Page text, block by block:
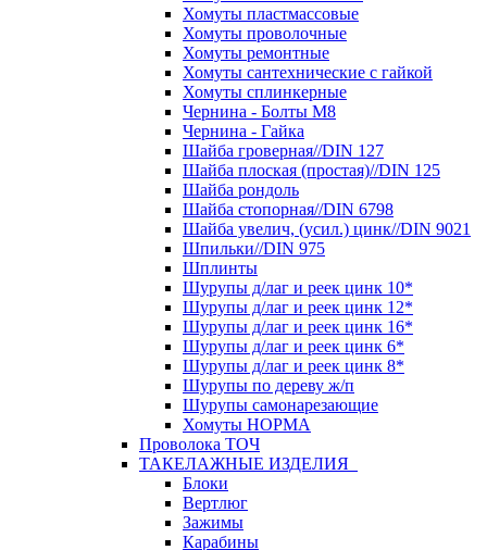
Хомуты пластмассовые
Хомуты проволочные
Хомуты ремонтные
Хомуты сантехнические с гайкой
Хомуты сплинкерные
Чернина - Болты М8
Чернина - Гайка
Шайба гроверная//DIN 127
Шайба плоская (простая)//DIN 125
Шайба рондоль
Шайба стопорная//DIN 6798
Шайба увелич, (усил.) цинк//DIN 9021
Шпильки//DIN 975
Шплинты
Шурупы д/лаг и реек цинк 10*
Шурупы д/лаг и реек цинк 12*
Шурупы д/лаг и реек цинк 16*
Шурупы д/лаг и реек цинк 6*
Шурупы д/лаг и реек цинк 8*
Шурупы по дереву ж/п
Шурупы самонарезающие
Хомуты НОРМА
Проволока ТОЧ
ТАКЕЛАЖНЫЕ ИЗДЕЛИЯ
Блоки
Вертлюг
Зажимы
Карабины